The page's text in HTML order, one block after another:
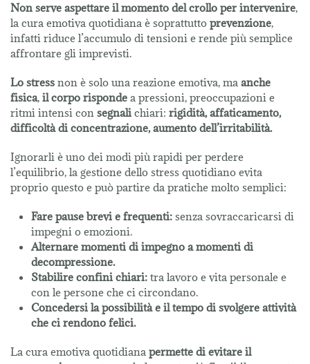
Non serve aspettare il momento del crollo per intervenire,
la cura emotiva quotidiana è soprattutto prevenzione,
infatti riduce l’accumulo di tensioni e rende più semplice
affrontare gli imprevisti.
Lo stress non è solo una reazione emotiva, ma anche
fisica, il corpo risponde a pressioni, preoccupazioni e
ritmi intensi con segnali chiari: rigidità, affaticamento,
difficoltà di concentrazione, aumento dell’irritabilità.
Ignorarli è uno dei modi più rapidi per perdere
l’equilibrio, la gestione dello stress quotidiano evita
proprio questo e può partire da pratiche molto semplici:
Fare pause brevi e frequenti: senza sovraccaricarsi di
impegni o emozioni.
Alternare momenti di impegno a momenti di
decompressione.
Stabilire confini chiari: tra lavoro e vita personale e
con le persone che ci circondano.
Concedersi la possibilità e il tempo di svolgere attività
che ci rendono felici.
La cura emotiva quotidiana permette di evitare il